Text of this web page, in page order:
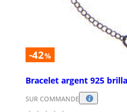
-42%
Bracelet argent 925
SUR COMMANDE